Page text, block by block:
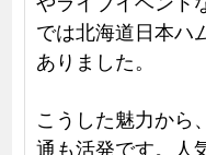
では北海道日本ハ
ありました。
こうした魅力から
通も活発です。人